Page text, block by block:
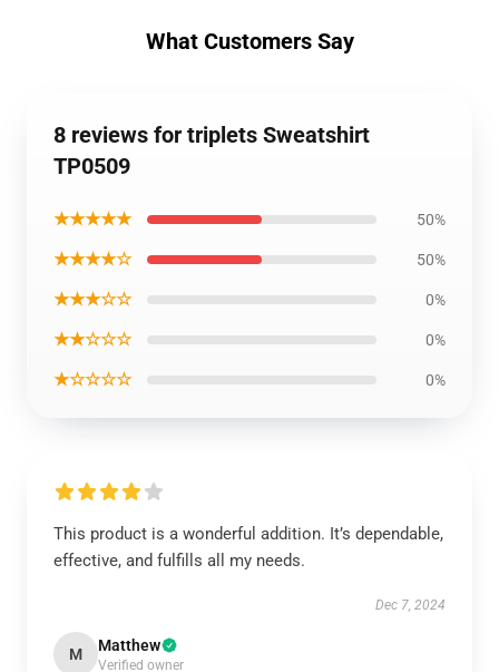
What Customers Say
8 reviews for triplets Sweatshirt
TP0509
★★★★★ 50%
★★★★☆ 50%
★★★☆☆ 0%
★★☆☆☆ 0%
★☆☆☆☆ 0%
This product is a wonderful addition. It’s dependable,
effective, and fulfills all my needs.
Dec 7, 2024
M Matthew
Verified owner